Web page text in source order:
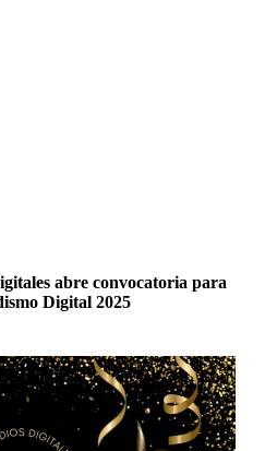
abre convocatoria para
Digital 2025